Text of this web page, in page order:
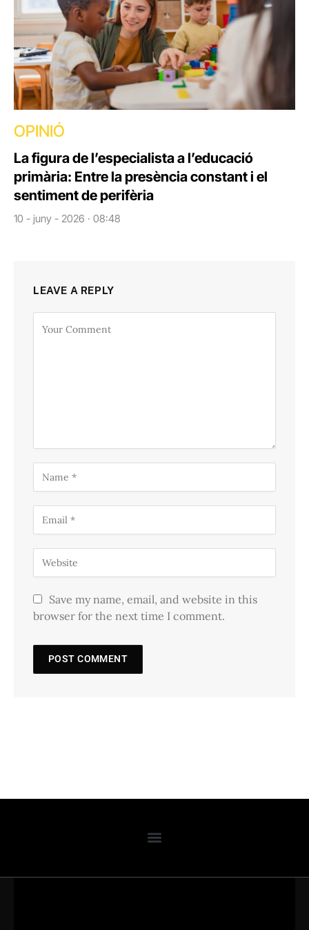
OPINIÓ
La figura de l’especialista a l’educació
primària: Entre la presència constant i el
sentiment de perifèria
10 - juny - 2026 · 08:48
LEAVE A REPLY
Save my name, email, and website in this
browser for the next time I comment.